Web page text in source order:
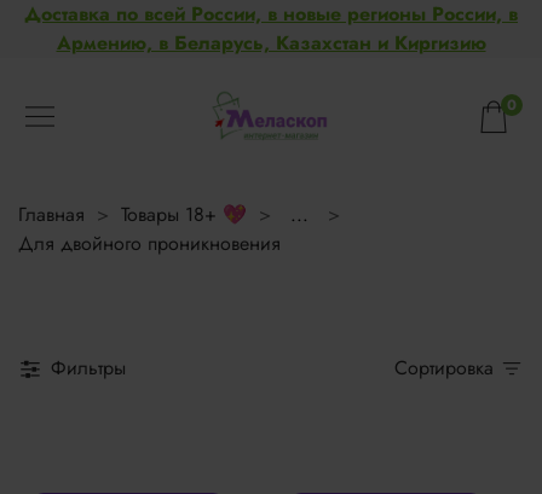
Доставка по всей России, в новые регионы России, в
Армению, в Беларусь, Казахстан и Киргизию
0
Главная Товары 18+ 💖
...
Для двойного проникновения
Фильтры Сортировка